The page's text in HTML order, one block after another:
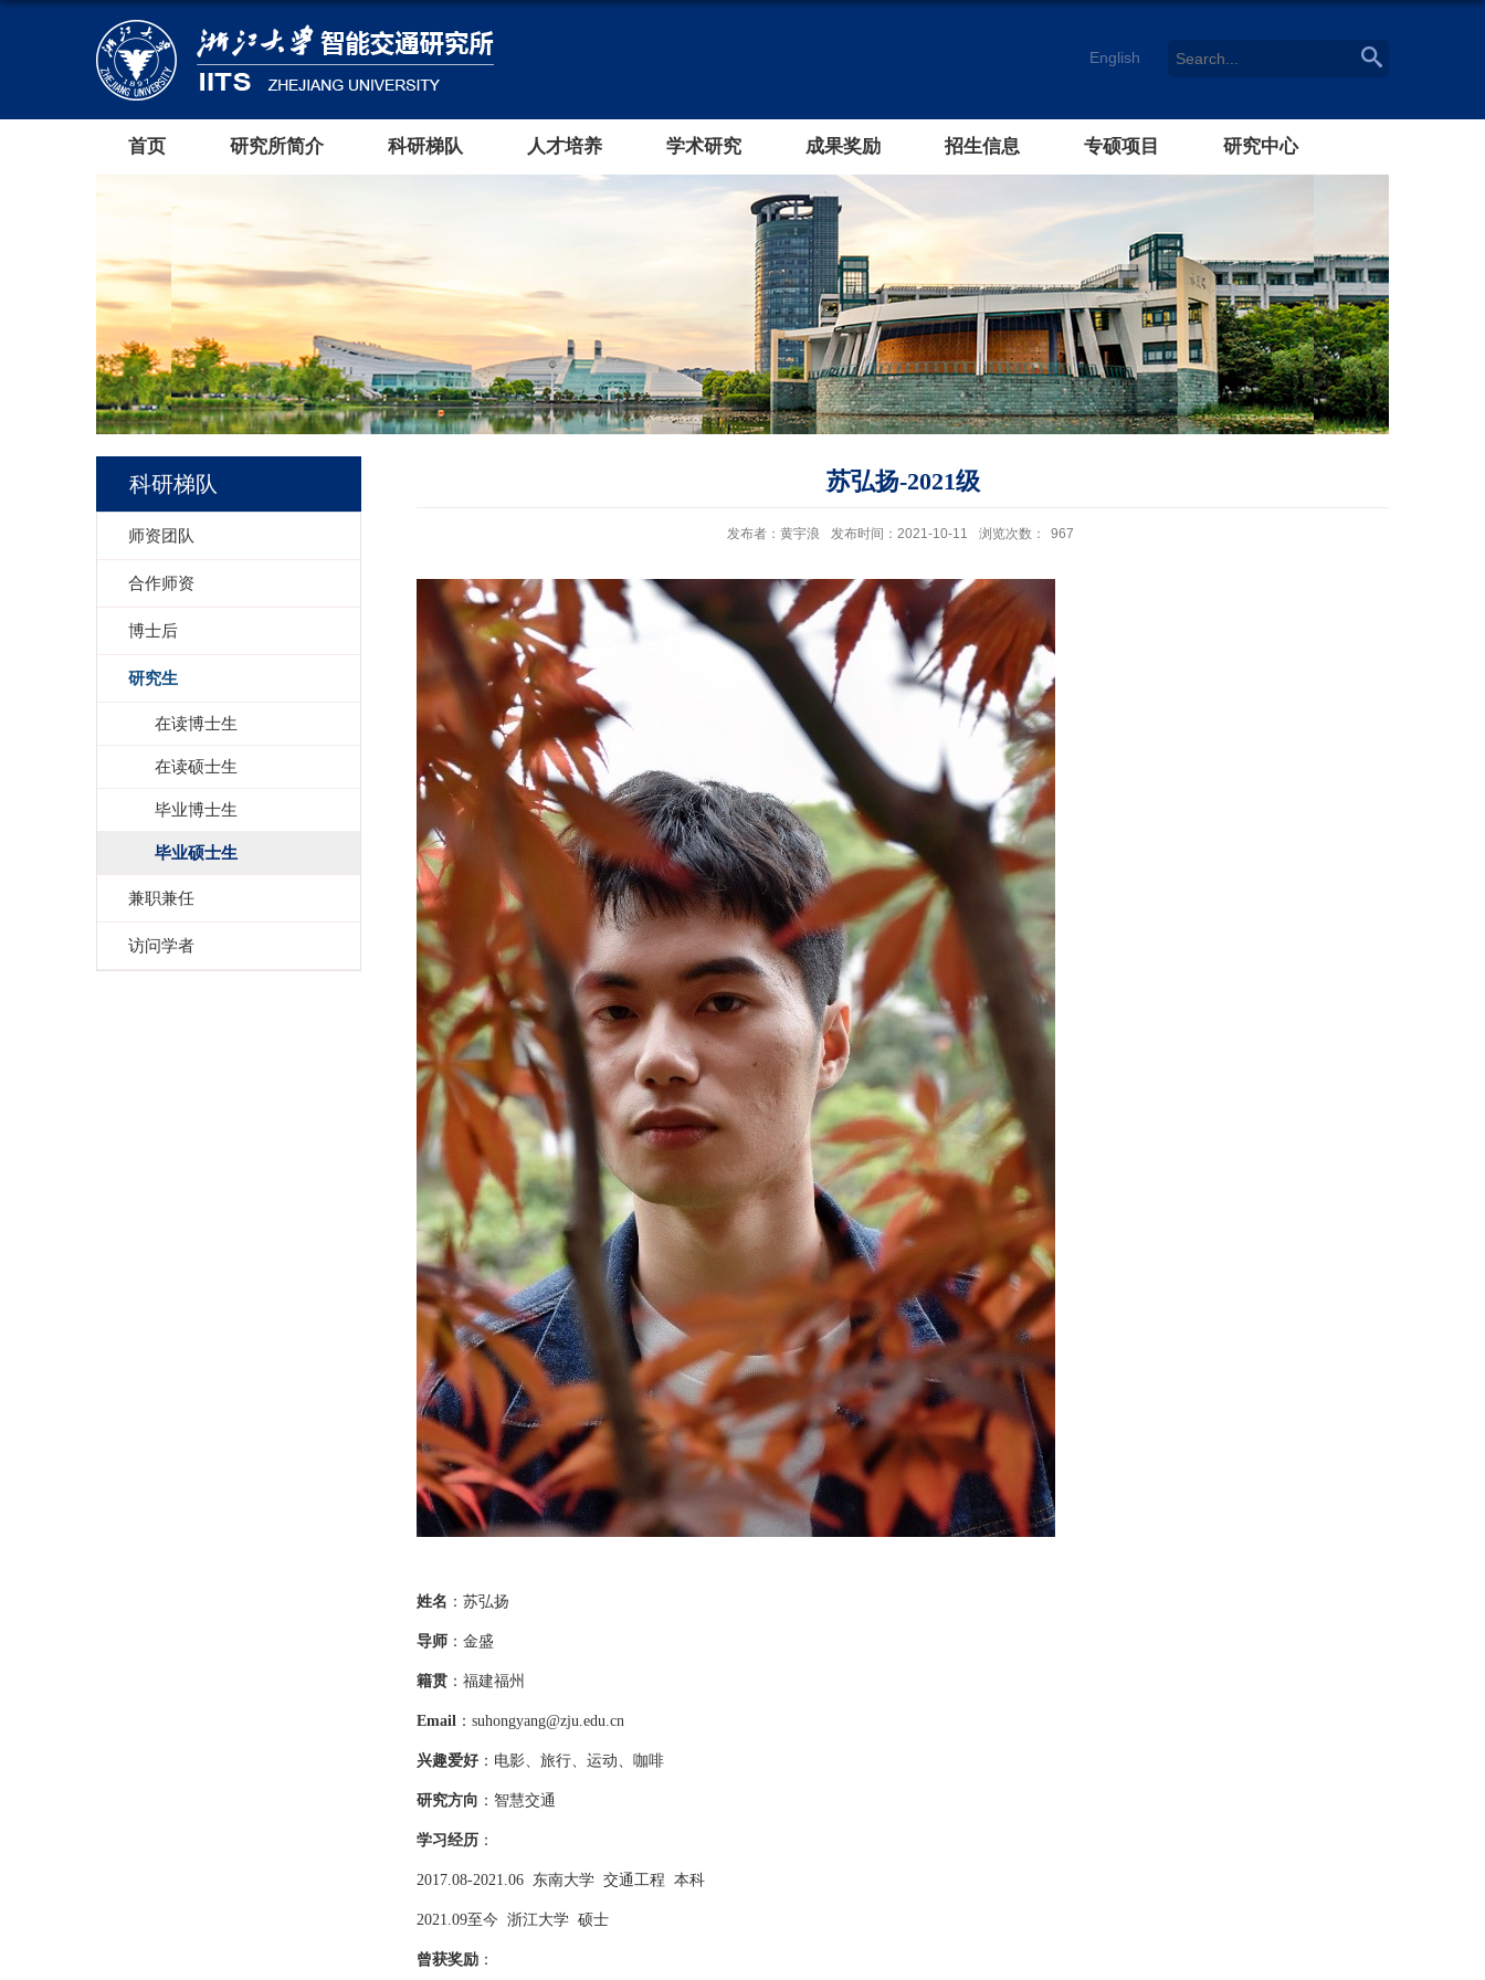
English
首页 研究所简介 科研梯队 人才培养 学术研究 成果奖励 招生信息 专硕项目 研究中心
科研梯队
师资团队
合作师资
博士后
研究生
在读博士生
在读硕士生
毕业博士生
毕业硕士生
兼职兼任
访问学者
苏弘扬-2021级
发布者：黄宇浪 发布时间：2021-10-11 浏览次数： 967
姓名 ：苏弘扬
导师 ：金盛
籍贯 ：福建福州
Email ： suhongyang@zju.edu.cn
兴趣爱好 ：电影、旅行、运动、咖啡
研究方向 ：智慧交通
学习经历 ：
2017.08-2021.06 东南大学 交通工程 本科
2021.09至今 浙江大学 硕士
曾获奖励 ：